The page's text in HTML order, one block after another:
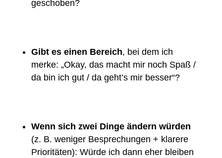
geschoben?
Gibt es einen Bereich, bei dem ich
merke: „Okay, das macht mir noch Spaß /
da bin ich gut / da geht’s mir besser“?
Wenn sich zwei Dinge ändern würden
(z. B. weniger Besprechungen + klarere
Prioritäten): Würde ich dann eher bleiben